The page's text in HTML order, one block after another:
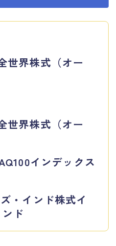
世界株式（オー
世界株式（オー
インデックス
・インド株式イ
ド